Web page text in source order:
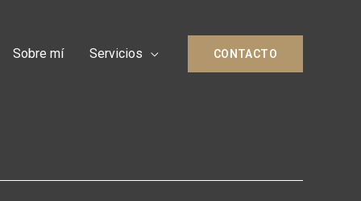
Sobre mí Servicios CONTACTO